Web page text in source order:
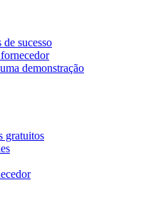
sucesso
demonstração
gratuitos